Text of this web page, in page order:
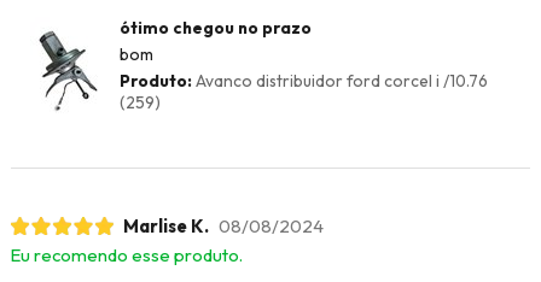
ótimo chegou no prazo
bom
Produto:Avanco distribuidor ford corcel i /10.76
(259)
Marlise K. 08/08/2024
Eu recomendo esse produto.